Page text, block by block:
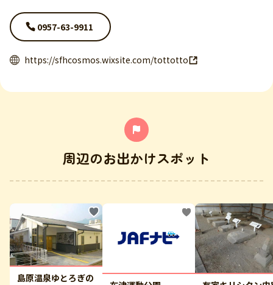
0957-63-9911
https://sfhcosmos.wixsite.com/tottotto
周辺のお出かけスポット
島原温泉ゆとろぎの